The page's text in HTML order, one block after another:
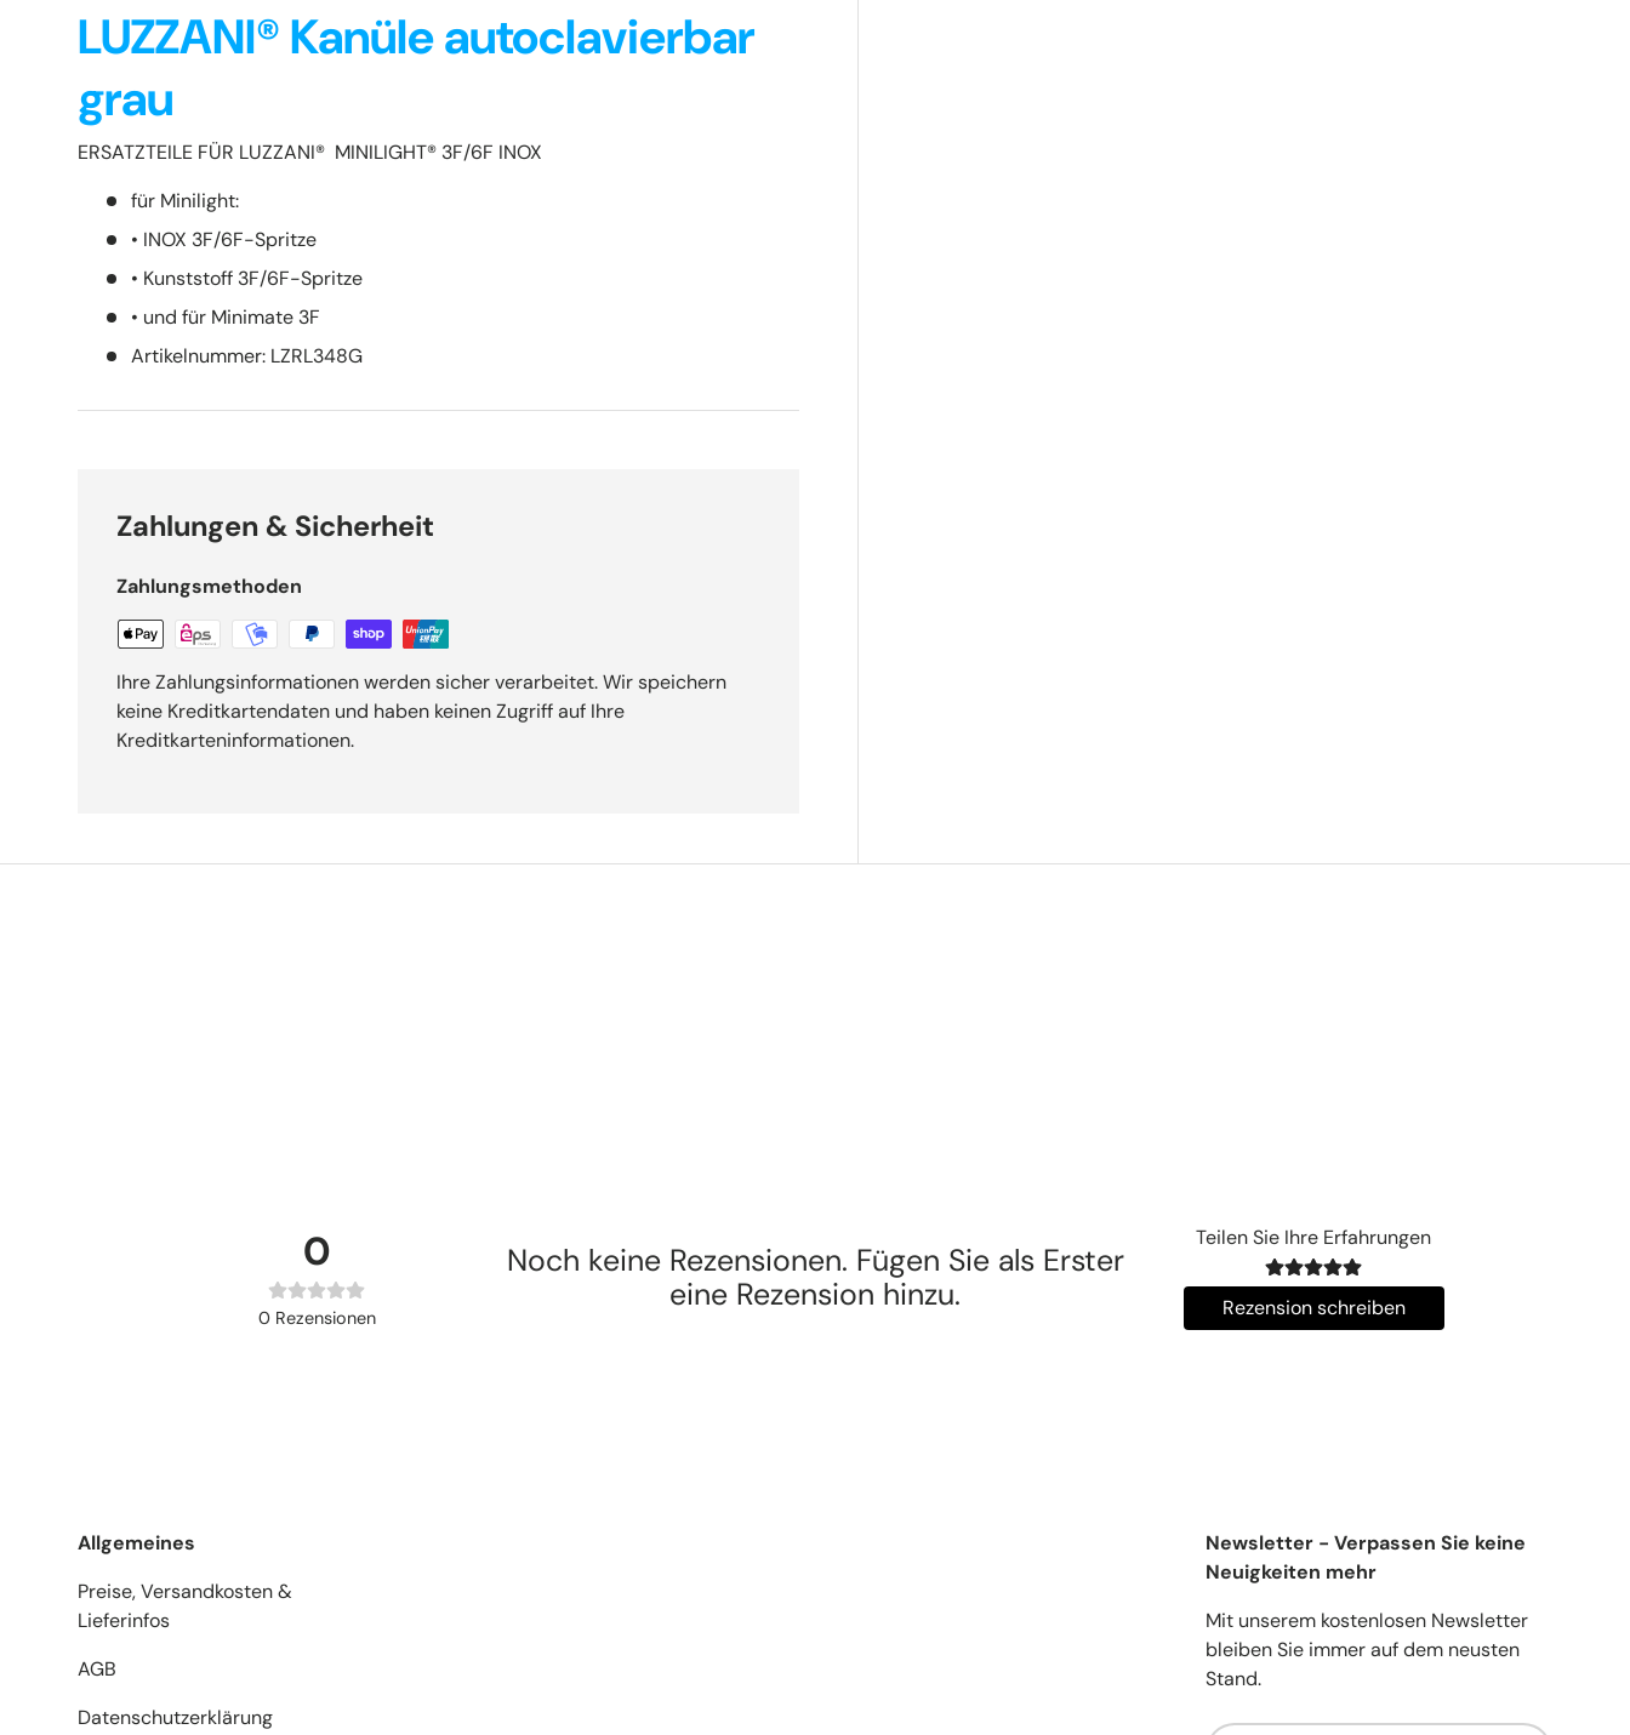
LUZZANI® Kanüle autoclavierbar
grau
ERSATZTEILE FÜR LUZZANI® MINILIGHT® 3F/6F INOX
für Minilight:
• INOX 3F/6F-Spritze
• Kunststoff 3F/6F-Spritze
• und für Minimate 3F
Artikelnummer: LZRL348G
Zahlungen & Sicherheit
Zahlungsmethoden
Ihre Zahlungsinformationen werden sicher verarbeitet. Wir speichern
keine Kreditkartendaten und haben keinen Zugriff auf Ihre
Kreditkarteninformationen.
0
0 Rezensionen
Noch keine Rezensionen. Fügen Sie als Erster
eine Rezension hinzu.
Teilen Sie Ihre Erfahrungen
Rezension schreiben
Allgemeines
Preise, Versandkosten &
Lieferinfos
AGB
Datenschutzerklärung
Newsletter - Verpassen Sie keine
Neuigkeiten mehr
Mit unserem kostenlosen Newsletter
bleiben Sie immer auf dem neusten
Stand.